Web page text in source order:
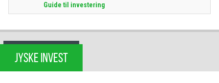
Guide til investering
JYSKE INVEST